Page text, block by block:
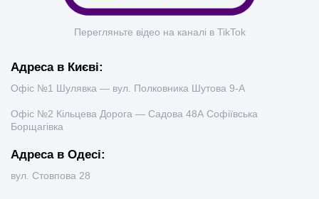
Перегляньте відео на каналі в TikTok
Адреса в Києві:
Офіс №1 Шулявка — вул. Полковника Шутова 9-А
Офіс №2 Кільцева Дорога — Садова 48А Софіївська
Борщагівка
Адреса в Одесі:
вул. Стовпова 28